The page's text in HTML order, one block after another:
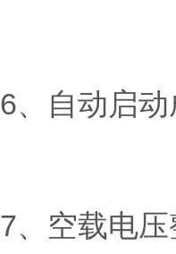
6、自动启
7、空载电